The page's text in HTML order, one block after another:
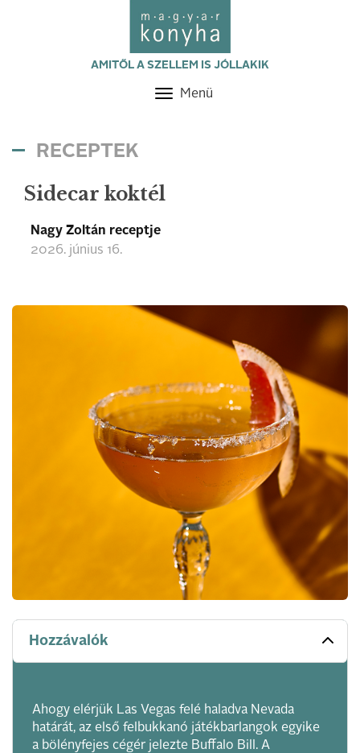
AMITŐL A SZELLEM IS JÓLLAKIK
Toggle
Menü
RECEPTEK
Sidecar koktél
Nagy Zoltán receptje
2026. június 16.
Hozzávalók
Ahogy elérjük Las Vegas felé haladva Nevada
határát, az első felbukkanó játékbarlangok egyike
a bölényfejes cégér jelezte Buffalo Bill. A